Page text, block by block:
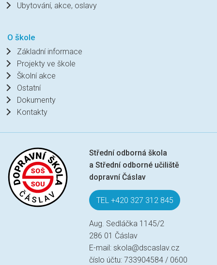
Ubytování, akce, oslavy
O škole
Základní informace
Projekty ve škole
Školní akce
Ostatní
Dokumenty
Kontakty
Střední odborná škola
a Střední odborné učiliště
dopravní Čáslav
TEL +420 327 312 845
Aug. Sedláčka 1145/2
286 01 Čáslav
E-mail:skola@dscaslav.cz
číslo účtu: 733904584 / 0600